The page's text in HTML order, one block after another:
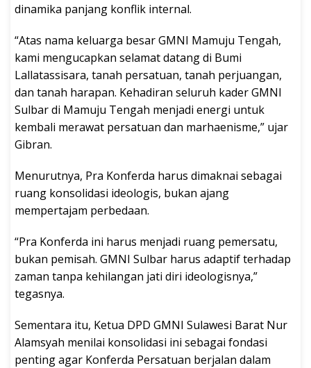
dinamika panjang konflik internal.
“Atas nama keluarga besar GMNI Mamuju Tengah,
kami mengucapkan selamat datang di Bumi
Lallatassisara, tanah persatuan, tanah perjuangan,
dan tanah harapan. Kehadiran seluruh kader GMNI
Sulbar di Mamuju Tengah menjadi energi untuk
kembali merawat persatuan dan marhaenisme,” ujar
Gibran.
Menurutnya, Pra Konferda harus dimaknai sebagai
ruang konsolidasi ideologis, bukan ajang
mempertajam perbedaan.
“Pra Konferda ini harus menjadi ruang pemersatu,
bukan pemisah. GMNI Sulbar harus adaptif terhadap
zaman tanpa kehilangan jati diri ideologisnya,”
tegasnya.
Sementara itu, Ketua DPD GMNI Sulawesi Barat Nur
Alamsyah menilai konsolidasi ini sebagai fondasi
penting agar Konferda Persatuan berjalan dalam